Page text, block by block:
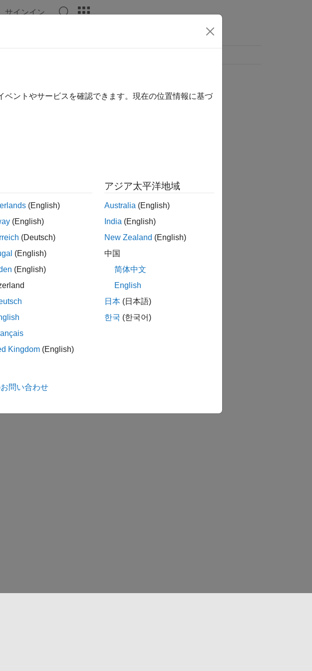
サインイン
ントやサービスを確認できます。現在の位置情報に基づ
(English)
(English)
(Deutsch)
(English)
(English)
Kingdom (English)
アジア太平洋地域
Australia (English)
India (English)
New Zealand (English)
中国
简体中文
English
日本 (日本語)
한국 (한국어)
問い合わせ